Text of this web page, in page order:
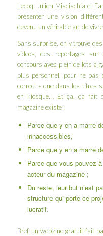
Lecoq, Julien Miscischia et
présenter une vision
devenu un véritable art de
Sans surprise, on y trouve
videos, des reportages sur
concours avec plein de lots à
plus personnel, pour ne pas
correct » que dans les titres
en kiosque… Et ça, ça fait
magazine existe :
Parce que y en a marre
innaccessibles,
Parce que y en a marre
Parce que vous pouvez
acteur du magazine ;
Du reste, leur but n’est
structure qui porte ce
lucratif.
Bref, un webzine gratuit fait